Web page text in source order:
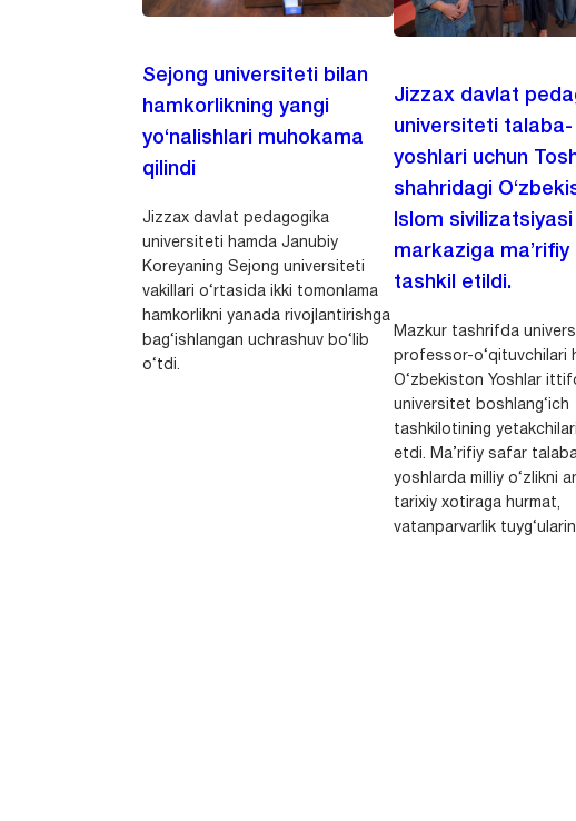
Sejong universiteti bilan
hamkorlikning yangi
yo‘nalishlari muhokama
qilindi
Jizzax davlat pedagogika
universiteti hamda Janubiy
Koreyaning Sejong universiteti
vakillari o‘rtasida ikki tomonlama
hamkorlikni yanada rivojlantirishga
bag‘ishlangan uchrashuv bo‘lib
o‘tdi.
Jizzax davlat
universiteti talaba-
yoshlari uchun
shahridagi
Islom sivilizatsiyasi
markaziga
tashkil etildi.
Mazkur tashrifda
professor-o‘qituvchilari
O‘zbekiston Yoshlar
universitet boshlang‘ich
tashkilotining
etdi. Ma’rifiy safar
yoshlarda milliy o‘zlikni
tarixiy xotiraga hurmat,
vatanparvarlik